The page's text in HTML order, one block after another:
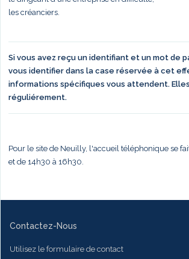
les créanciers.
Si vous avez reçu un identifiant et un mot de
vous identifier dans la case réservée à cet
informations spécifiques vous attendent.
réguliérement.
Pour le site de Neuilly, l'accueil téléphonique se
et de 14h30 à 16h30.
Contactez-Nous
Utilisez le formulaire de contact